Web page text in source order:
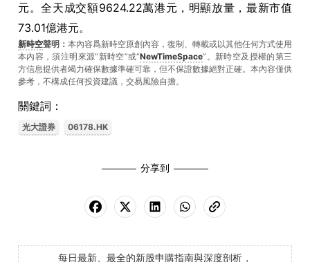
元。全天成交額9624.22萬港元，明顯放量，最新市值
73.01億港元。
新時空聲明： 本內容爲新時空原創內容，復制、轉載或以其他任何方式使用
本內容，須注明來源“新時空”或“NewTimeSpace”。新時空及授權的第三
方信息提供者竭力確保數據準確可靠，但不保證數據絕對正確。本內容僅供
參考，不構成任何投資建議，交易風險自擔。
關鍵詞：
光大證券 06178.HK
分享到
每日最新、最全的新股申購指南與深度剖析，